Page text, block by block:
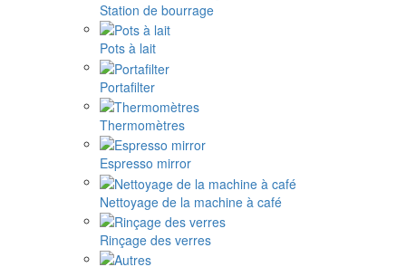
Station de bourrage
Pots à lait
Portafilter
Thermomètres
Espresso mirror
Nettoyage de la machine à café
Rinçage des verres